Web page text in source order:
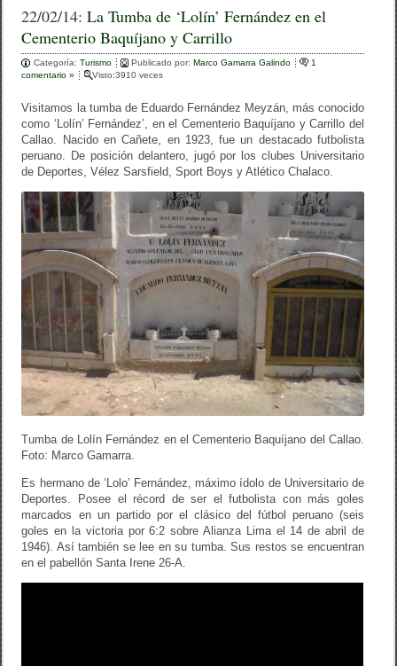
c
e
b
o
o
k
tt
er
m
p
ar
tir
22/02/14:La Tumba de ‘Lolín’ Fernández en el
Cementerio Baquíjano y Carrillo
Categoría:Turismo Publicado por: Marco Gamarra Galindo
1
comentario »
Visto:3910 veces
Visitamos la tumba de Eduardo Fernández Meyzán, más conocido
como ‘Lolín’ Fernández’, en el Cementerio Baquíjano y Carrillo del
Callao. Nacido en Cañete, en 1923, fue un destacado futbolista
peruano. De posición delantero, jugó por los clubes Universitario
de Deportes, Vélez Sarsfield, Sport Boys y Atlético Chalaco.
Tumba de Lolín Fernández en el Cementerio Baquíjano del Callao.
Foto: Marco Gamarra.
Es hermano de ‘Lolo’ Fernández, máximo ídolo de Universitario de
Deportes. Posee el récord de ser el futbolista con más goles
marcados en un partido por el clásico del fútbol peruano (seis
goles en la victoria por 6:2 sobre Alianza Lima el 14 de abril de
1946). Así también se lee en su tumba. Sus restos se encuentran
en el pabellón Santa Irene 26-A.